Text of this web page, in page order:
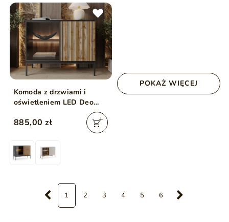
Komoda z drzwiami i
oświetleniem LED Deo
885,00 zł
POKAŻ WIĘCEJ
1 2 3 4 5 6